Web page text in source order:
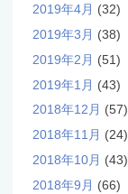
2019年4月 (32)
2019年3月 (38)
2019年2月 (51)
2019年1月 (43)
2018年12月 (57)
2018年11月 (24)
2018年10月 (43)
2018年9月 (66)